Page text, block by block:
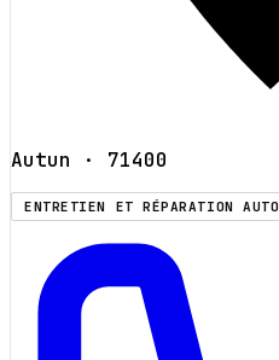
Autun · 71400
ENTRETIEN ET RÉPARATION AUTO